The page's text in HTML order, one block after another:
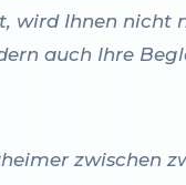
wird Ihnen nicht
auch Ihre
zwischen